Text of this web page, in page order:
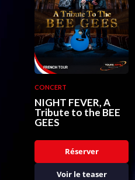
CONCERT
NIGHT FEVER, A
Tribute to the BEE
GEES
Voir le teaser
Réserver